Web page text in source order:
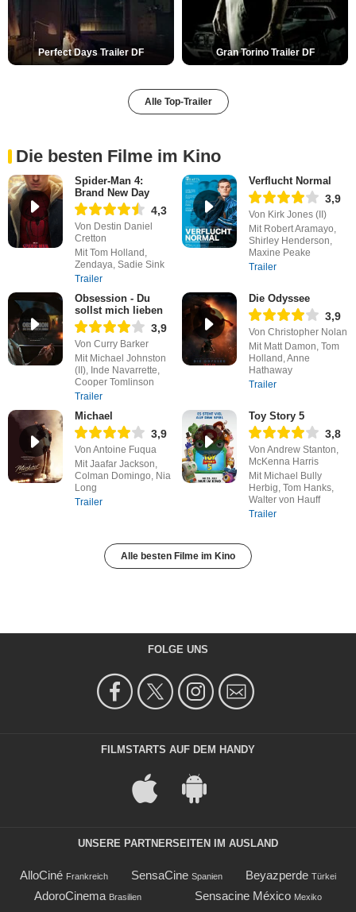
Perfect Days Trailer DF Gran Torino Trailer DF
Alle Top-Trailer
Die besten Filme im Kino
Spider-Man 4:
Brand New Day
4,3
Von Destin Daniel
Cretton
Mit Tom Holland,
Zendaya, Sadie Sink
Trailer
Verflucht Normal
3,9
Von Kirk Jones (II)
Mit Robert Aramayo,
Shirley Henderson,
Maxine Peake
Trailer
Obsession - Du
sollst mich lieben
3,9
Von Curry Barker
Mit Michael Johnston
(II), Inde Navarrette,
Cooper Tomlinson
Trailer
Die Odyssee
3,9
Von Christopher Nolan
Mit Matt Damon, Tom
Holland, Anne
Hathaway
Trailer
Michael
3,9
Von Antoine Fuqua
Mit Jaafar Jackson,
Colman Domingo, Nia
Long
Trailer
Toy Story 5
3,8
Von Andrew Stanton,
McKenna Harris
Mit Michael Bully
Herbig, Tom Hanks,
Walter von Hauff
Trailer
Alle besten Filme im Kino
FOLGE UNS
FILMSTARTS AUF DEM HANDY
UNSERE PARTNERSEITEN IM AUSLAND
AlloCiné Frankreich SensaCine Spanien Beyazperde Türkei
AdoroCinema Brasilien Sensacine México Mexiko